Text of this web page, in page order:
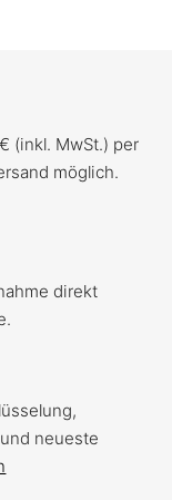
(inkl. MwSt.) per
möglich.
direkt
neueste